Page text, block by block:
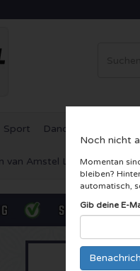
Sport Dance
van Amstel LIVE Karten
Noch nicht
Momentan
bleiben?
automatisch,
Gib deine E-